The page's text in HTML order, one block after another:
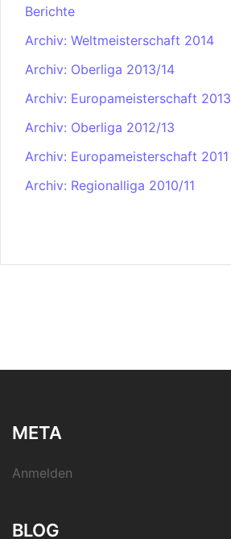
Berichte
Archiv: Weltmeisterschaft 2014
Archiv: Oberliga 2013/14
Archiv: Europameisterschaft 2013
Archiv: Oberliga 2012/13
Archiv: Europameisterschaft 2011
Archiv: Regionalliga 2010/11
META
Anmelden
BLOG